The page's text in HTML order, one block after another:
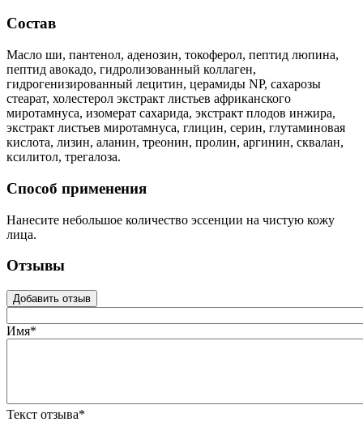
Состав
Масло ши, пантенол, аденозин, токоферол, пептид люпина,
пептид авокадо, гидролизованный коллаген,
гидрогенизированный лецитин, церамиды NP, сахарозы
стеарат, холестерол экстракт листьев африканского
миротамнуса, изомерат сахарида, экстракт плодов инжира,
экстракт листьев миротамнуса, глицин, серин, глутаминовая
кислота, лизин, аланин, треонин, пролин, аргинин, сквалан,
ксилитол, трегалоза.
Способ применения
Нанесите небольшое количество эссенции на чистую кожу
лица.
Отзывы
Добавить отзыв
Имя*
Текст отзыва*